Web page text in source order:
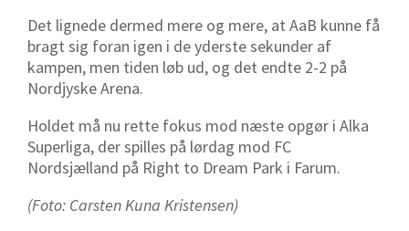
Det lignede dermed mere og mere, at AaB kunne få
bragt sig foran igen i de yderste sekunder af
kampen, men tiden løb ud, og det endte 2-2 på
Nordjyske Arena.
Holdet må nu rette fokus mod næste opgør i Alka
Superliga, der spilles på lørdag mod FC
Nordsjælland på Right to Dream Park i Farum.
(Foto: Carsten Kuna Kristensen)